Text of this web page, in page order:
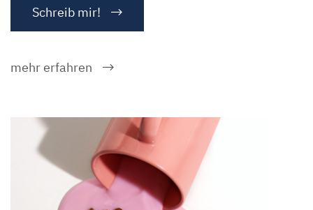
Schreib mir!
mehr erfahren